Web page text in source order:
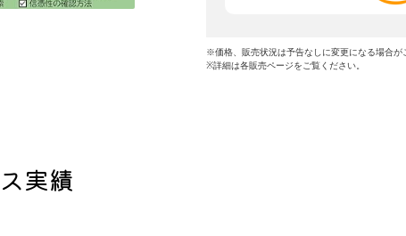
※価格、販売状況は予告なしに変更になる場合が
※詳細は各販売ページをご覧ください。
実績